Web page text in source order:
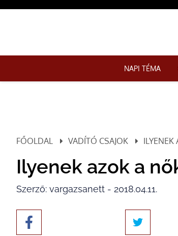
NAPI TÉMA
FŐOLDAL VADÍTÓ CSAJOK ILYENEK
Ilyenek azok a
Szerző: vargazsanett - 2018.04.11.